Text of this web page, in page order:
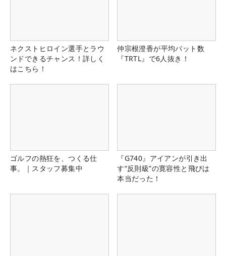
ネクストヒロイン選手とラウ
ンドできるチャンス！詳しく
はこちら！
仲宗根澄香が平均パット数
『TRTL』で6人抜き！
ゴルフの熱狂を、つくる仕
事。｜スタッフ募集中
『G740』アイアンが引き出
す“反則級”の寛容性と飛びは
本当だった！